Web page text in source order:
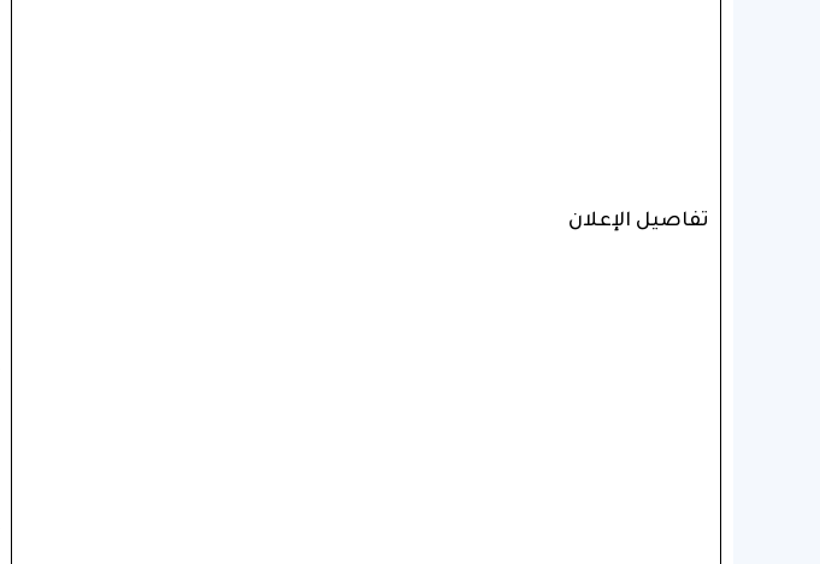
تفاصيل الإعلان